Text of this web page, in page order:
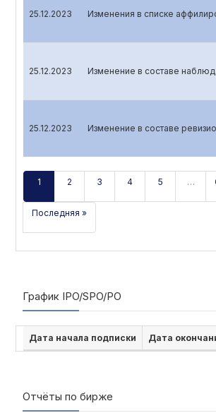
25.12.2023 Изменения в списке
25.12.2023 Изменение в составе
25.12.2023 Изменение в составе
1 2 3 4 5 …
Последняя »
График IPO/SPO/PO
Дата начала подписки Дата
Отчёты по бирже